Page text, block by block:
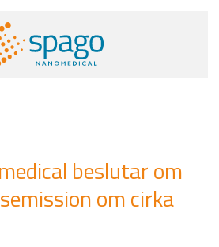
beslutar om
om cirka